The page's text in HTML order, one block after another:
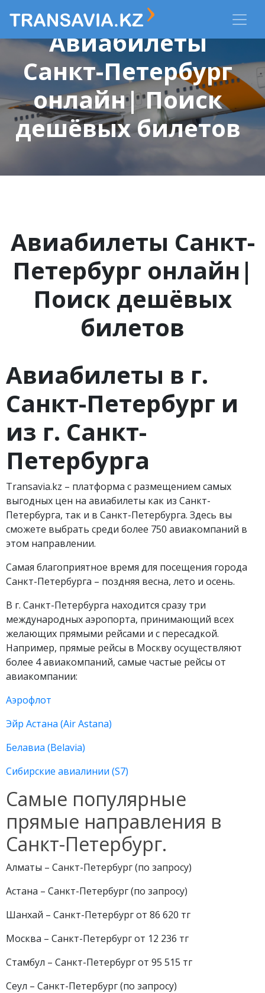
Авиабилеты
Санкт-Петербург
онлайн| Поиск
дешёвых билетов
Авиабилеты Санкт-
Петербург онлайн|
Поиск дешёвых
билетов
Авиабилеты в г.
Санкт-Петербург и
из г. Санкт-
Петербурга
Transavia.kz – платформа с размещением самых
выгодных цен на авиабилеты как из Санкт-
Петербурга, так и в Санкт-Петербурга. Здесь вы
сможете выбрать среди более 750 авиакомпаний в
этом направлении.
Самая благоприятное время для посещения города
Санкт-Петербурга – поздняя весна, лето и осень.
В г. Санкт-Петербурга находится сразу три
международных аэропорта, принимающий всех
желающих прямыми рейсами и с пересадкой.
Например, прямые рейсы в Москву осуществляют
более 4 авиакомпаний, самые частые рейсы от
авиакомпании:
Аэрофлот
Эйр Астана (Air Astana)
Белавиа (Belavia)
Сибирские авиалинии (S7)
Самые популярные
прямые направления в
Санкт-Петербург.
Алматы – Санкт-Петербург (по запросу)
Астана – Санкт-Петербург (по запросу)
Шанхай – Санкт-Петербург от 86 620 тг
Москва – Санкт-Петербург от 12 236 тг
Стамбул – Санкт-Петербург от 95 515 тг
Сеул – Санкт-Петербург (по запросу)